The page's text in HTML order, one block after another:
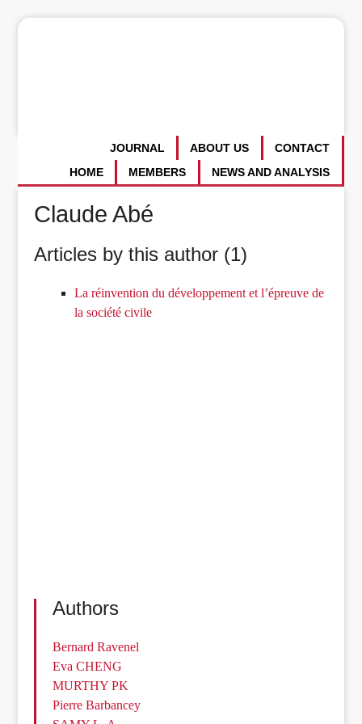
CONTACT
ABOUT US
JOURNAL
NEWS AND ANALYSIS
MEMBERS
HOME
Claude Abé
Articles by this author (1)
La réinvention du développement et l’épreuve de
la société civile
Authors
Bernard Ravenel
Eva CHENG
MURTHY PK
Pierre Barbancey